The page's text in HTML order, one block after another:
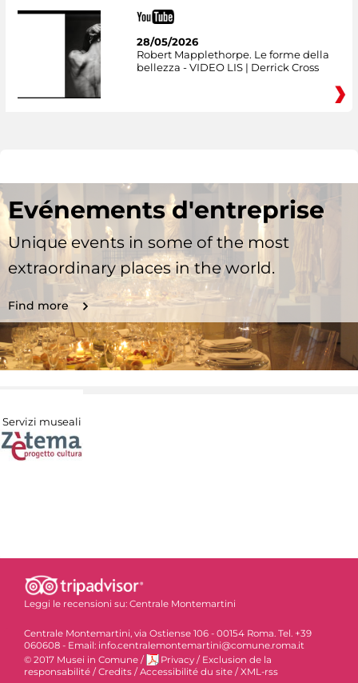
28/05/2026
Robert Mapplethorpe. Le forme della
bellezza - VIDEO LIS | Derrick Cross
Evénements d'entreprise
Unique events in some of the most
extraordinary places in the world.
Find more
Servizi museali
Leggi le recensioni su: Centrale Montemartini
Centrale Montemartini, via Ostiense 106 - 00154 Roma. Tel. +39
060608 - Email: info.centralemontemartini@comune.roma.it
© 2017 Musei in Comune / Privacy / Exclusion de la
responsabilité / Credits / Accessibilité du site / XML-rss